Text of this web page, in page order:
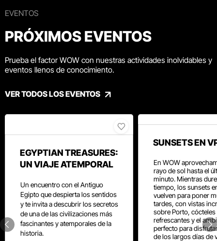
EVENTOS
PRÓXIMOS EVENTOS
Prueba el factor WOW con nuestras actividades inolvidables y
eventos llenos de conocimiento.
VER TODOS LOS EVENTOS
EGYPTIAN TREASURES:
UN VIAJE ATEMPORAL
Un encuentro con el Antiguo
Egipto que despierta los sentidos
y te invita a descubrir los secretos
de una de las civilizaciones más
fascinantes y atemporales de la
historia.
SUNSETS EN
En WOW
rayo de sol hasta el
minuto. Mientras
tiempo, los sunsets
vuelven para poner
tardes, con vistas
sobre Porto, cócteles
refrescantes y el
perfecto para
de los largos días de